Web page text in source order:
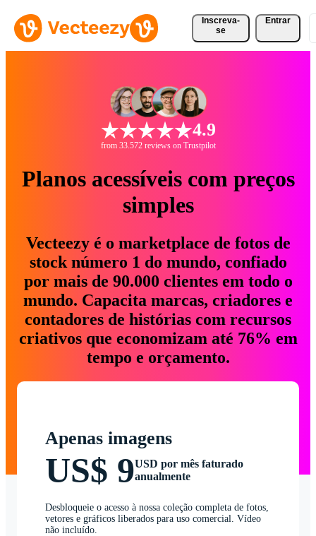
Inscreva-
se
Entrar
4.9
from 33.572 reviews on Trustpilot
Planos acessíveis com preços
simples
Vecteezy é o marketplace de fotos de
stock número 1 do mundo, confiado
por mais de 90.000 clientes em todo o
mundo. Capacita marcas, criadores e
contadores de histórias com recursos
criativos que economizam até 76% em
tempo e orçamento.
Apenas imagens
US$ 9USD por mês faturado
anualmente
Desbloqueie o acesso à nossa coleção completa de fotos,
vetores e gráficos liberados para uso comercial. Vídeo
não incluído.